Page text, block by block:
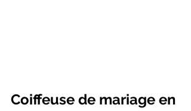
Coiffeuse de mariage en